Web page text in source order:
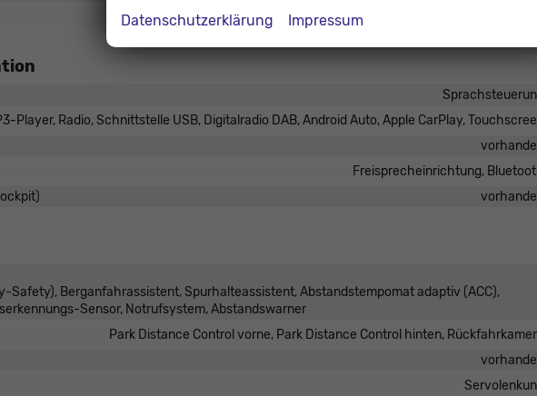
Player, Radio, Schnittstelle USB, Digitalradio DAB, Android Auto, Apple CarPlay,
Freisprecheinrichtung,
Safety), Berganfahrassistent, Spurhalteassistent, Abstandstempomat adaptiv (ACC),
Sensor, Notrufsystem, Abstandswarner
Park Distance Control vorne, Park Distance Control hinten,
Datenschutzerklärung Impressum